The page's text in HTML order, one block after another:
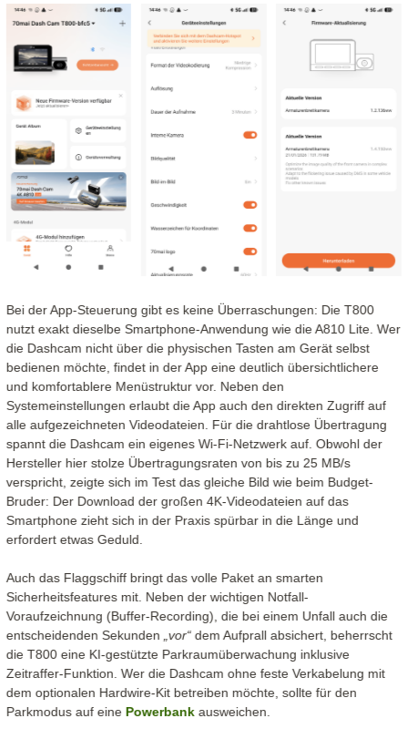
Bei der App-Steuerung gibt es keine Überraschungen: Die T800
nutzt exakt dieselbe Smartphone-Anwendung wie die A810 Lite. Wer
die Dashcam nicht über die physischen Tasten am Gerät selbst
bedienen möchte, findet in der App eine deutlich übersichtlichere
und komfortablere Menüstruktur vor. Neben den
Systemeinstellungen erlaubt die App auch den direkten Zugriff auf
alle aufgezeichneten Videodateien. Für die drahtlose Übertragung
spannt die Dashcam ein eigenes Wi-Fi-Netzwerk auf. Obwohl der
Hersteller hier stolze Übertragungsraten von bis zu 25 MB/s
verspricht, zeigte sich im Test das gleiche Bild wie beim Budget-
Bruder: Der Download der großen 4K-Videodateien auf das
Smartphone zieht sich in der Praxis spürbar in die Länge und
erfordert etwas Geduld.
Auch das Flaggschiff bringt das volle Paket an smarten
Sicherheitsfeatures mit. Neben der wichtigen Notfall-
Voraufzeichnung (Buffer-Recording), die bei einem Unfall auch die
entscheidenden Sekunden
vor dem Aufprall absichert, beherrscht
die T800 eine KI-gestützte Parkraumüberwachung inklusive
Zeitraffer-Funktion. Wer die Dashcam ohne feste Verkabelung mit
dem optionalen Hardwire-Kit betreiben möchte, sollte für den
Parkmodus auf einePowerbank ausweichen.